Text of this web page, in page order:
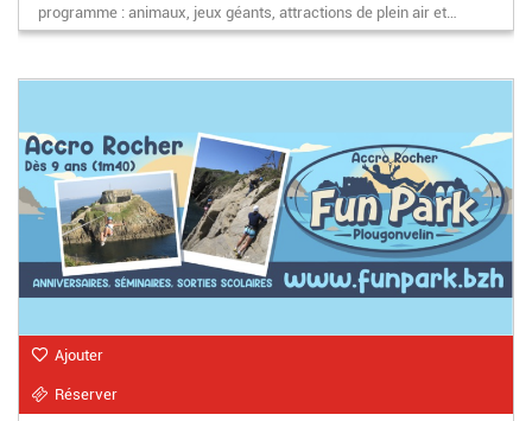
programme : animaux, jeux géants, attractions de plein air et…
Ajouter
Réserver